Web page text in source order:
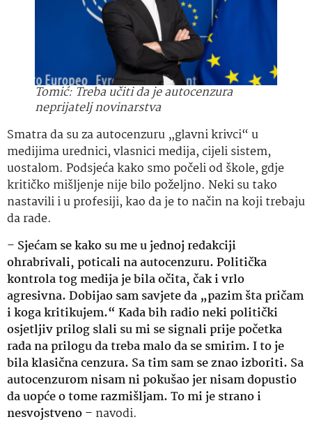
Tomić: Treba učiti da je autocenzura
neprijatelj novinarstva
Smatra da su za autocenzuru „glavni krivci“ u
medijima urednici, vlasnici medija, cijeli sistem,
uostalom. Podsjeća kako smo počeli od škole, gdje
kritičko mišljenje nije bilo poželjno. Neki su tako
nastavili i u profesiji, kao da je to način na koji trebaju
da rade.
– Sjećam se kako su me u jednoj redakciji
ohrabrivali, poticali na autocenzuru. Politička
kontrola tog medija je bila očita, čak i vrlo
agresivna. Dobijao sam savjete da „pazim šta pričam
i koga kritikujem.“ Kada bih radio neki politički
osjetljiv prilog slali su mi se signali prije početka
rada na prilogu da treba malo da se smirim. I to je
bila klasična cenzura. Sa tim sam se znao izboriti. Sa
autocenzurom nisam ni pokušao jer nisam dopustio
da uopće o tome razmišljam. To mi je strano i
nesvojstveno– navodi.